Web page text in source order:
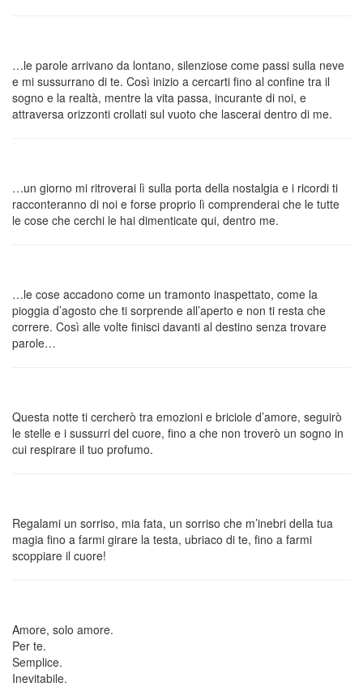
…le parole arrivano da lontano, silenziose come passi sulla neve
e mi sussurrano di te. Così inizio a cercarti fino al confine tra il
sogno e la realtà, mentre la vita passa, incurante di noi, e
attraversa orizzonti crollati sul vuoto che lascerai dentro di me.
…un giorno mi ritroverai lì sulla porta della nostalgia e i ricordi ti
racconteranno di noi e forse proprio lì comprenderai che le tutte
le cose che cerchi le hai dimenticate qui, dentro me.
…le cose accadono come un tramonto inaspettato, come la
pioggia d’agosto che ti sorprende all’aperto e non ti resta che
correre. Così alle volte finisci davanti al destino senza trovare
parole…
Questa notte ti cercherò tra emozioni e briciole d’amore, seguirò
le stelle e i sussurri del cuore, fino a che non troverò un sogno in
cui respirare il tuo profumo.
Regalami un sorriso, mia fata, un sorriso che m’inebri della tua
magia fino a farmi girare la testa, ubriaco di te, fino a farmi
scoppiare il cuore!
Amore, solo amore.
Per te.
Semplice.
Inevitabile.